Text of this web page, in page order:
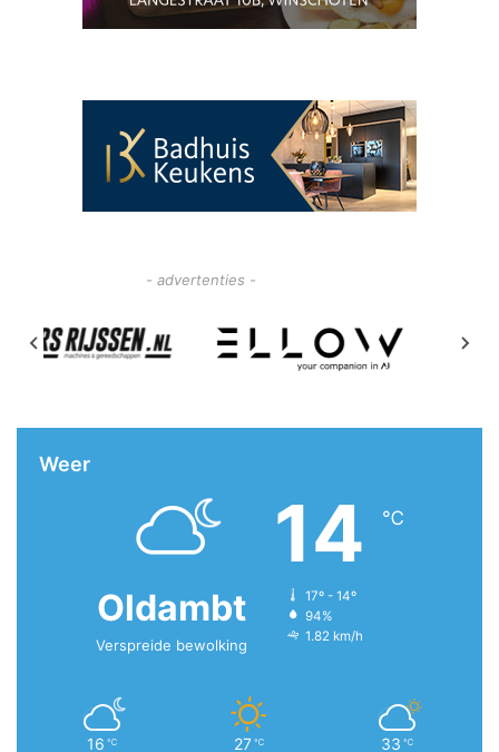
- advertenties -
Weer
Oldambt
Verspreide bewolking
14 ℃
17º - 14º
94%
1.82 km/h
16 ℃ 27 ℃ 33 ℃